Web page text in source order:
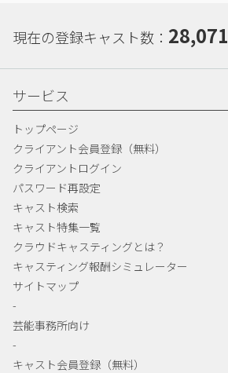
現在の登録キャスト数： 28,071
サービス
トップページ
クライアント会員登録（無料）
クライアントログイン
パスワード再設定
キャスト検索
キャスト特集一覧
クラウドキャスティングとは？
キャスティング報酬シミュレーター
サイトマップ
-
芸能事務所向け
-
キャスト会員登録（無料）